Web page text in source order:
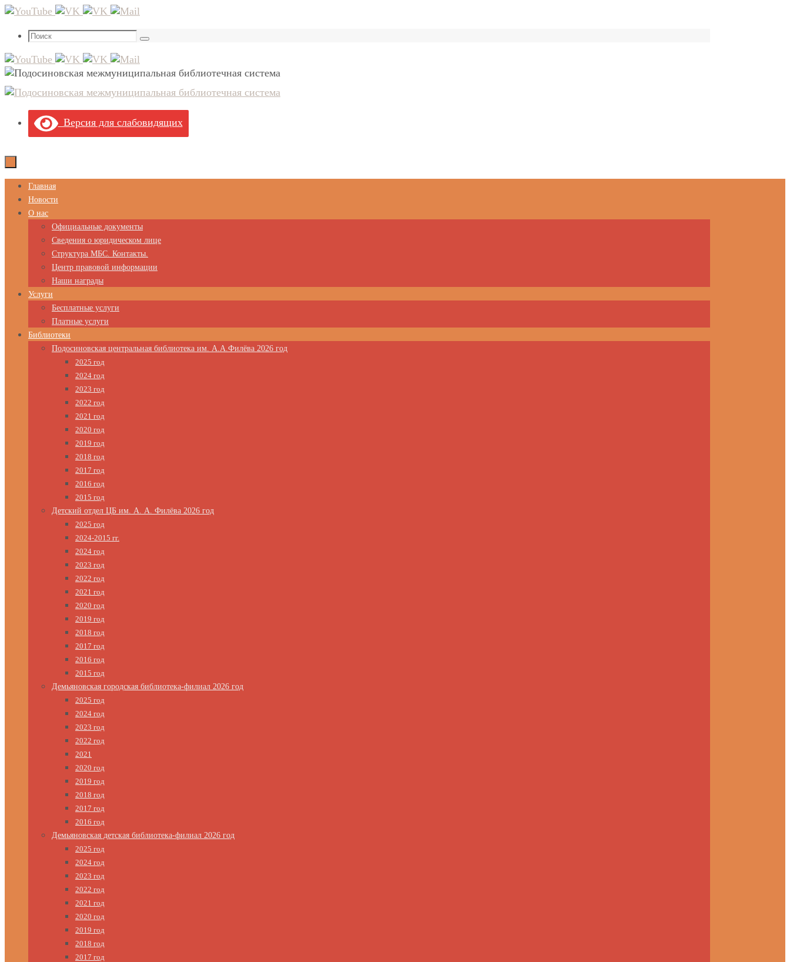
Перейти
содержимому
Что
Поиск
Версия для слабовидящих
Перейти
содержимому
Главная
Новости
О нас
Официальные документы
Сведения о юридическом лице
Структура МБС. Контакты.
Центр правовой информации
Наши награды
Услуги
Бесплатные услуги
Платные услуги
Библиотеки
Подосиновская центральная библиотека им. А.А.Филёва 2026 год
2025 год
2024 год
2023 год
2022 год
2021 год
2020 год
2019 год
2018 год
2017 год
2016 год
2015 год
Детский отдел ЦБ им. А. А. Филёва 2026 год
2025 год
2024-2015 гг.
2024 год
2023 год
2022 год
2021 год
2020 год
2019 год
2018 год
2017 год
2016 год
2015 год
Демьяновская городская библиотека-филиал 2026 год
2025 год
2024 год
2023 год
2022 год
2021
2020 год
2019 год
2018 год
2017 год
2016 год
Демьяновская детская библиотека-филиал 2026 год
2025 год
2024 год
2023 год
2022 год
2021 год
2020 год
2019 год
2018 год
2017 год